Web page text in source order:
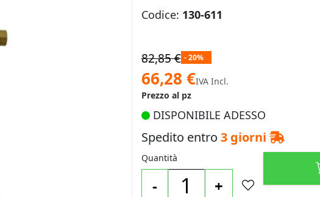
Codice: 130-611
82,85 € - 20%
Prezzo
speciale
66,28 €IVA Incl.
Prezzo al pz
DISPONIBILE ADESSO
Spedito entro 3 giorni
Quantità
- +